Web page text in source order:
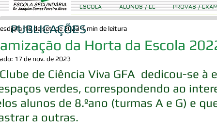
da Horta da Escola
esdjgfa 15 de set. de 2023 1 min de leitura
17 de nov. de 2023
de Ciência Viva GFA  dedicou-se
verdes, correspondendo ao
alunos de 8.ºano (turmas A e G) e
a outras.
PUBLICAÇÕES
ESCOLA ALUNOS / EE PROVAS /